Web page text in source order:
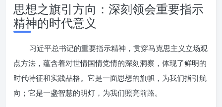
思想之旗引方向：深刻领会重要指示
精神的时代意义
习近平总书记的重要指示精神，贯穿马克思主义立场观
点方法，蕴含着对世情国情党情的深刻洞察，体现了鲜明的
时代特征和实践品格。它是一面思想的旗帜，为我们指引航
向；它是一盏智慧的明灯，为我们照亮前路。